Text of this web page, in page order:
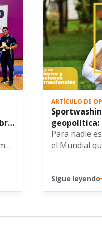
las
ARTÍCULO DE
geopolítica:
se jugó en el
Para nadie
el Mundial
estuvo
Sigue leyendo